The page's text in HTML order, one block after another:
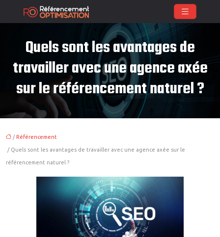
Quels sont les avantages de
travailler avec une agence axée
sur le référencement naturel ?
/Référencement
/ Quels sont les avantages de travailler avec une agence axée sur le
référencement naturel ?